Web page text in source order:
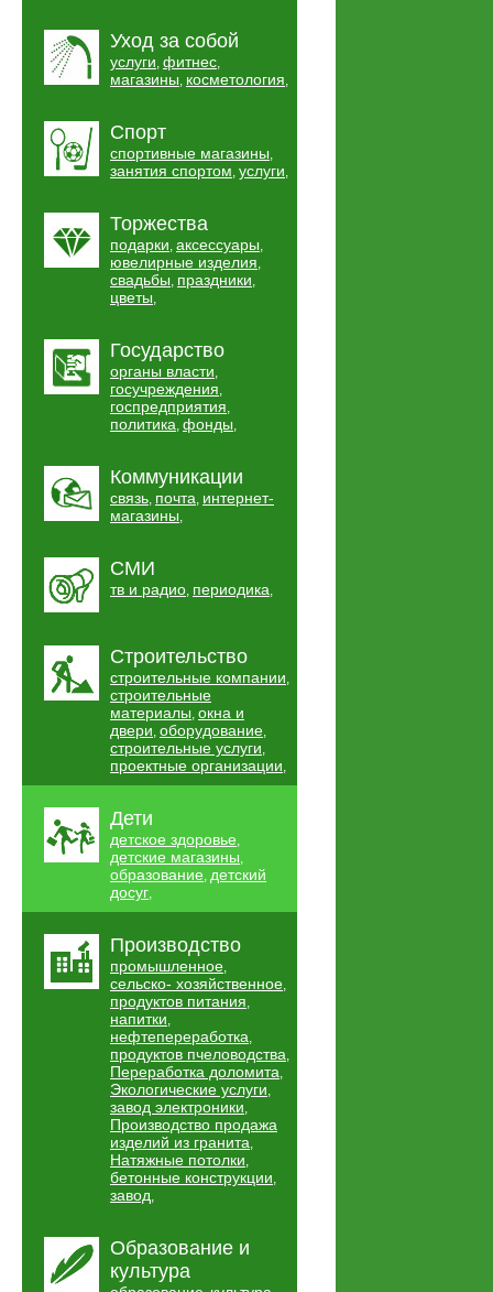
Уход за собой
услуги, фитнес,
магазины, косметология,
Спорт
спортивные магазины,
занятия спортом, услуги,
Торжества
подарки, аксессуары,
ювелирные изделия,
свадьбы, праздники,
цветы,
Государство
органы власти,
госучреждения,
госпредприятия,
политика, фонды,
Коммуникации
связь, почта, интернет-
магазины,
СМИ
тв и радио, периодика,
Строительство
строительные компании,
строительные
материалы, окна и
двери, оборудование,
строительные услуги,
проектные организации,
Дети
детское здоровье,
детские магазины,
образование, детский
досуг,
Производство
промышленное,
сельско- хозяйственное,
продуктов питания,
напитки,
нефтепереработка,
продуктов пчеловодства,
Переработка доломита,
Экологические услуги,
завод электроники,
Производство продажа
изделий из гранита,
Натяжные потолки,
бетонные конструкции,
завод,
Образование и
культура